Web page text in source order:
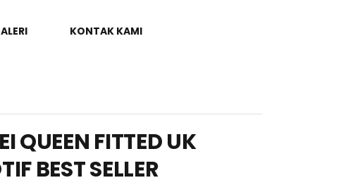
KONTAK KAMI
QUEEN FITTED UK
BEST SELLER